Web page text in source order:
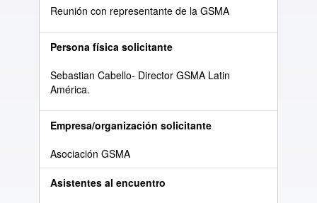
Reunión con representante de la GSMA
Persona física solicitante
Sebastian Cabello- Director GSMA Latin
América.
Empresa/organización solicitante
Asociación GSMA
Asistentes al encuentro